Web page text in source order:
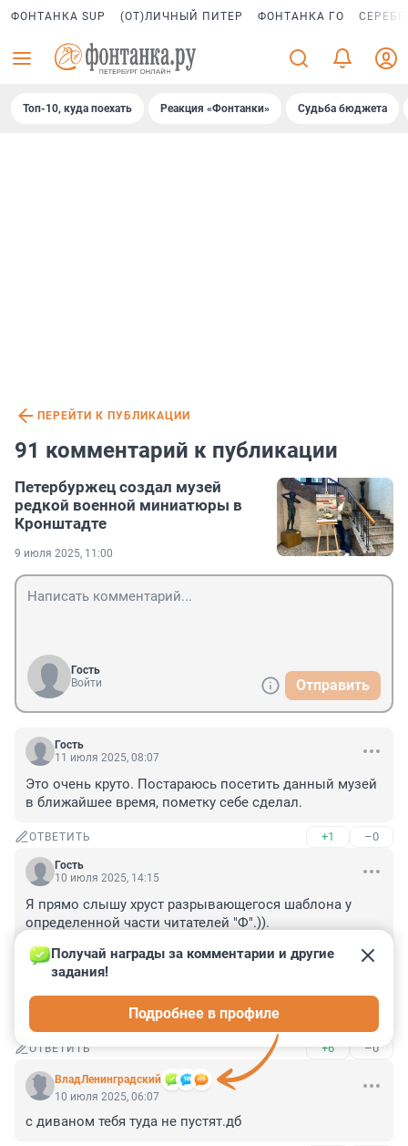
ФОНТАНКА SUP (ОТ)ЛИЧНЫЙ ПИТЕР ФОНТАНКА ГО
Топ-10, куда поехать Реакция «Фонтанки» Судьба бюджета
ПЕРЕЙТИ К ПУБЛИКАЦИИ
91 комментарий к публикации
Петербуржец создал музей
редкой военной миниатюры в
Кронштадте
9 июля 2025, 11:00
Гость
Войти
Отправить
Гость
11 июля 2025, 08:07
Это очень круто. Постараюсь посетить данный музей
в ближайшее время, пометку себе сделал.
ОТВЕТИТЬ +1 –0
Гость
10 июля 2025, 14:15
Я прямо слышу хруст разрывающегося шаблона у
определенной части читателей "Ф".)).
был убит/ограблен/посажен (нужное подчеркнуть). И
открыл музей??
Да ладно....
Успехов мужику. Обязательно заеду на "Константин".
ОТВЕТИТЬ +6 –0
ВладЛенинградский
Получай награды за комментарии и другие
задания!
Подробнее в профиле
10 июля 2025, 06:07
с диваном тебя туда не пустят.дб